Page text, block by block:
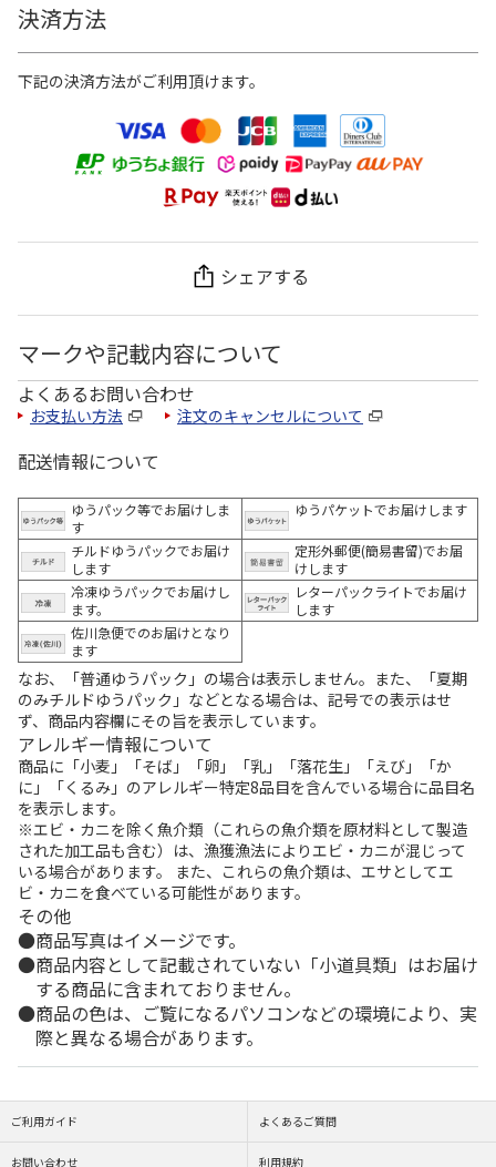
決済方法
下記の決済方法がご利用頂けます。
シェアする
マークや記載内容について
よくあるお問い合わせ
お支払い方法 注文のキャンセルについて
配送情報について
ゆうパック等でお届けしま
す
ゆうパケットでお届けします
チルドゆうパックでお届け
します
定形外郵便(簡易書留)でお届
けします
冷凍ゆうパックでお届けし
ます。
レターパックライトでお届け
します
佐川急便でのお届けとなり
ます
なお、「普通ゆうパック」の場合は表示しません。また、「夏期
のみチルドゆうパック」などとなる場合は、記号での表示はせ
ず、商品内容欄にその旨を表示しています。
アレルギー情報について
商品に「小麦」「そば」「卵」「乳」「落花生」「えび」「か
に」「くるみ」のアレルギー特定8品目を含んでいる場合に品目名
を表示します。
※エビ・カニを除く魚介類（これらの魚介類を原材料として製造
された加工品も含む）は、漁獲漁法によりエビ・カニが混じって
いる場合があります。 また、これらの魚介類は、エサとしてエ
ビ・カニを食べている可能性があります。
その他
商品写真はイメージです。
商品内容として記載されていない「小道具類」はお届け
する商品に含まれておりません。
商品の色は、ご覧になるパソコンなどの環境により、実
際と異なる場合があります。
ご利用ガイド よくあるご質問
お問い合わせ 利用規約